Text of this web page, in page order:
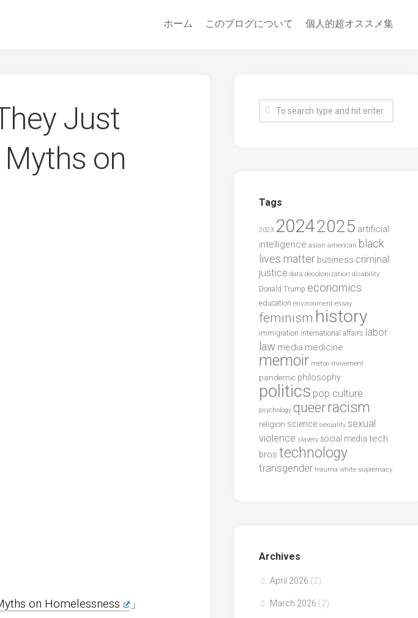
ホーム このブログについて 個人的超オススメ集
Just
Myths on
on Homelessness 」
Tags
2023 20242025 artificial
intelligence asian american black
lives matter business criminal
justice data decolonization disability
Donald Trump economics
education environment essay
feminism history
immigration international affairs labor
law media medicine
memoir metoo movement
pandemic philosophy
politics pop culture
psychology queerracism
religion science sexuality sexual
violence slavery social media tech
bros technology
transgender trauma white supremacy
Archives
April 2026 (2)
March 2026 (2)